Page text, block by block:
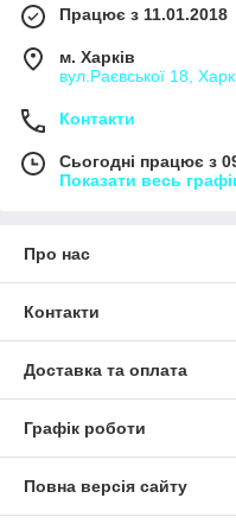
Працює з 11.01.2018
м. Харків
вул.Раєвської 18,
Контакти
Сьогодні працює з
Показати весь
Про нас
Контакти
Доставка та оплата
Графік роботи
Повна версія сайту